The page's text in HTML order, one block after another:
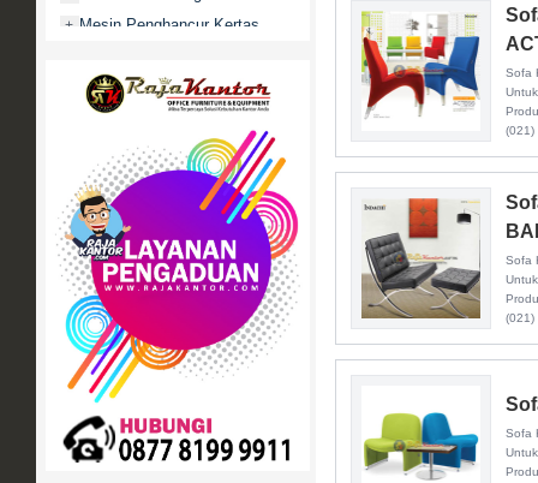
+ Mesin Penghancur Kertas
Mobile File / Roll O Pack
Movitex
Paper Cutter
Partisi Kantor
Promo
+ Rak Serbaguna
+ Ranjang Besi
+ Sofa Kantor
+ Springbed
White Board / Papan Tulis
Sofa
(021)
Sofa
(021)
Sofa